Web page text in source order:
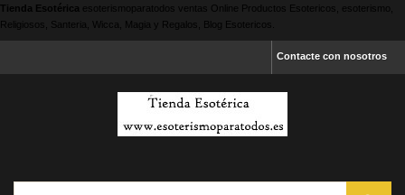
Tienda Esotérica esoterismoparatodos ventas Online Productos Esotericos, esoterismo,
Religiosos, Santeria, Wicca, Magia y Regalos, Blog Esotericos.
Contacte con nosotros